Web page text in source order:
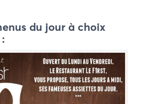
du jour à choix